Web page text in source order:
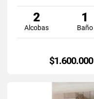
2
Alcobas
1
Baño
$1.600.000